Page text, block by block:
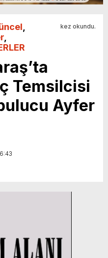
kez okundu.
Temsilcisi
Ayfer